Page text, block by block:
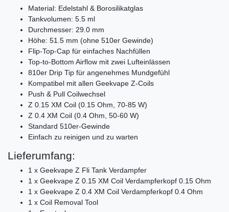
Material: Edelstahl & Borosilikatglas
Tankvolumen: 5.5 ml
Durchmesser: 29.0 mm
Höhe: 51.5 mm (ohne 510er Gewinde)
Flip-Top-Cap für einfaches Nachfüllen
Top-to-Bottom Airflow mit zwei Lufteinlässen
810er Drip Tip für angenehmes Mundgefühl
Kompatibel mit allen Geekvape Z-Coils
Push & Pull Coilwechsel
Z 0.15 XM Coil (0.15 Ohm, 70-85 W)
Z 0.4 XM Coil (0.4 Ohm, 50-60 W)
Standard 510er-Gewinde
Einfach zu reinigen und zu warten
Lieferumfang:
1 x Geekvape Z Fli Tank Verdampfer
1 x Geekvape Z 0.15 XM Coil Verdampferkopf 0.15 Ohm
1 x Geekvape Z 0.4 XM Coil Verdampferkopf 0.4 Ohm
1 x Coil Removal Tool